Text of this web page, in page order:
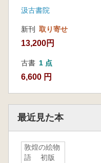
汲古書院
新刊 取り寄せ
13,200円
古書 1 点
6,600 円
最近見た本
敦煌の絵物
語 初版